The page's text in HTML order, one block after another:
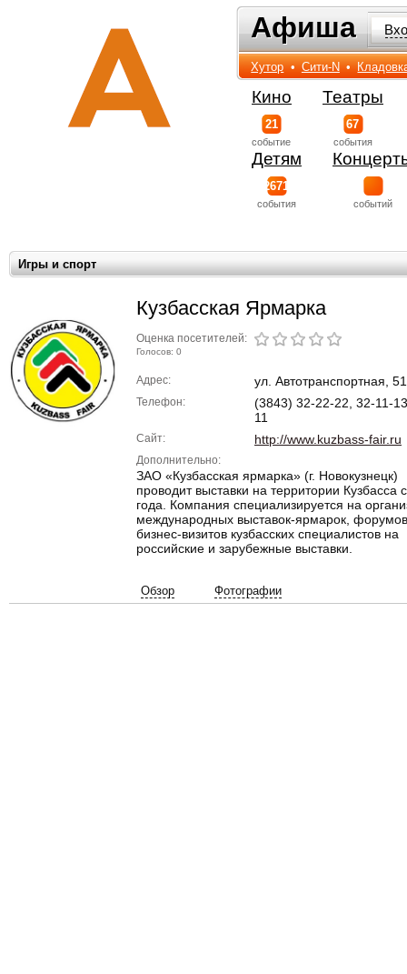
Афиша
Афиша
Хутор • Сити-N •
Кино
21
событиe
Театры
67
события
Детям
2671
события событий
Игры и спорт
Кузбасская Ярмарка
Оценка посетителей:
Голосов: 0
Адрес: ул. Автотранспортная, 51
Телефон:
(3843) 32-22-22, 32-11-
11
Сайт: http://www.kuzbass-fair.ru
Дополнительно:
ЗАО «Кузбасская ярмарка» (г. Новокузнецк)
проводит выставки на территории Кузбасса
года. Компания специализируется на
международных выставок-ярмарок,
бизнес-визитов кузбасских специалистов на
российские и зарубежные выставки.
Обзор Фотографии